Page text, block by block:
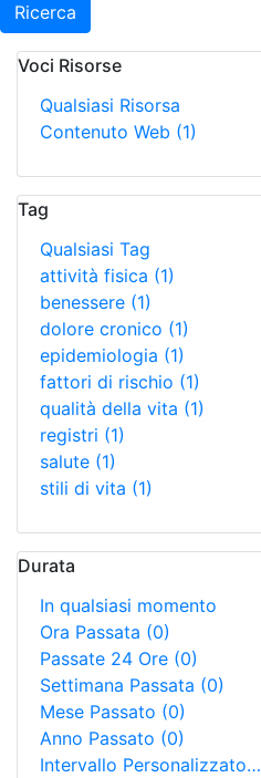
Ricerca
Voci Risorse
Qualsiasi Risorsa
Contenuto Web (1)
Tag
Qualsiasi Tag
attività fisica (1)
benessere (1)
dolore cronico (1)
epidemiologia (1)
fattori di rischio (1)
qualità della vita (1)
registri (1)
salute (1)
stili di vita (1)
Durata
In qualsiasi momento
Ora Passata (0)
Passate 24 Ore (0)
Settimana Passata (0)
Mese Passato (0)
Anno Passato (0)
Intervallo Personalizzato…